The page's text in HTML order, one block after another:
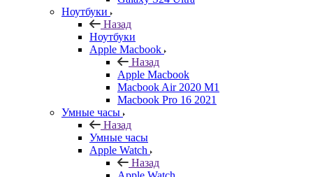
Ноутбуки
Назад
Ноутбуки
Apple Macbook
Назад
Apple Macbook
Macbook Air 2020 M1
Macbook Pro 16 2021
Умные часы
Назад
Умные часы
Apple Watch
Назад